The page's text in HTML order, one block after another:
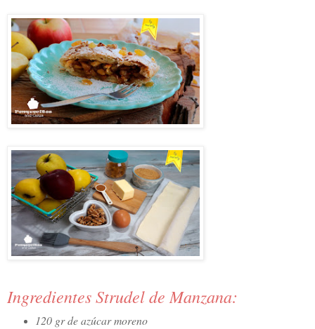
Ingredientes Strudel de Manzana:
120 gr de azúcar moreno